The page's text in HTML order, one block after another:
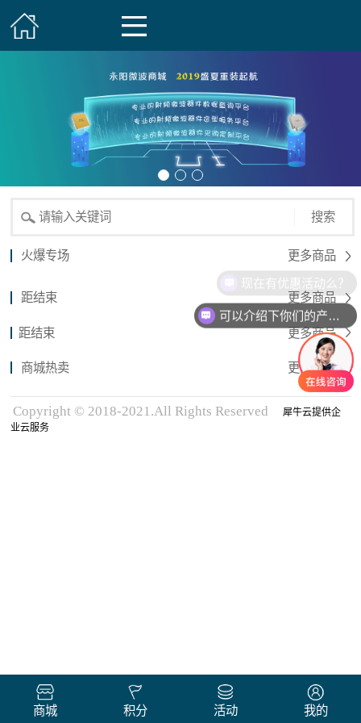
搜索
火爆专场 更多商品
距结束 更多商品
距结束 更多商品
商城热卖 更多商品
Copyright © 2018-2021.All Rights Reserved
犀牛云提供企
业云服务
商城 积分 活动 我的
现在有优惠活动么？